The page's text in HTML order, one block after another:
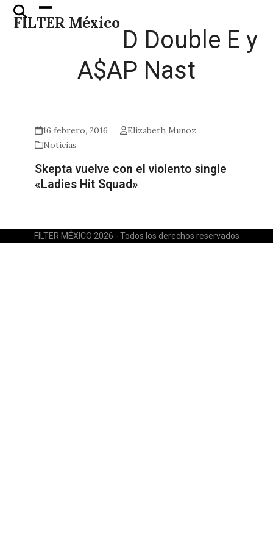
Skip
FILTER México
Open
mobile
Close
mobile
D Double E y
A$AP Nast
16 febrero, 2016
Elizabeth Munoz
Noticias
Skepta vuelve con el violento single
«Ladies Hit Squad»
FILTER MÉXICO 2026 - Todos los derechos reservados